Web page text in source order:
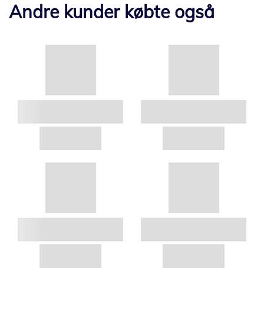
Andre kunder købte også